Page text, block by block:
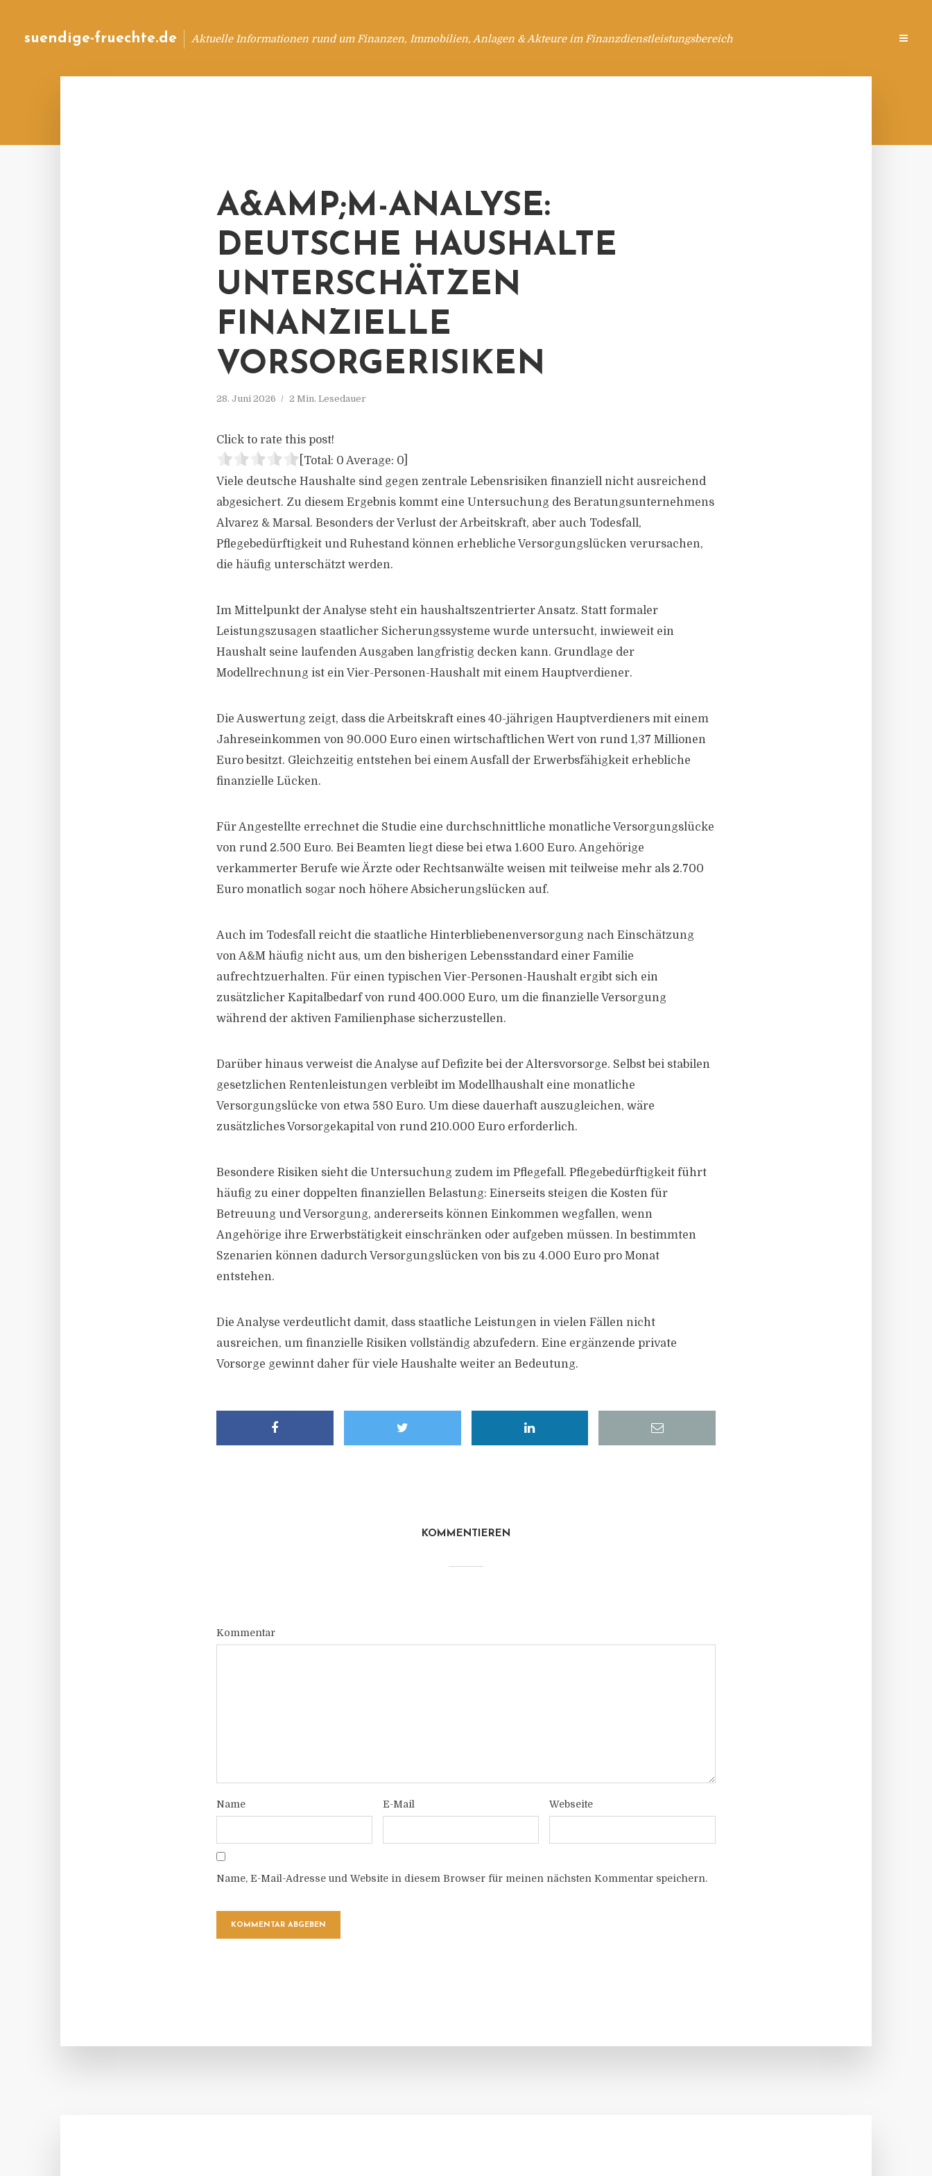
suendige-fruechte.de Aktuelle Informationen rund um Finanzen, Immobilien, Anlagen & Akteure im Finanzdienstleistungsbereich
A&AMP;M-ANALYSE:
DEUTSCHE HAUSHALTE
UNTERSCHÄTZEN
FINANZIELLE
VORSORGERISIKEN
28. Juni 2026 2 Min. Lesedauer
Click to rate this post!
[Total: 0 Average: 0
Viele deutsche Haushalte sind gegen zentrale Lebensrisiken finanziell nicht ausreichend
abgesichert. Zu diesem Ergebnis kommt eine Untersuchung des Beratungsunternehmens
Alvarez & Marsal. Besonders der Verlust der Arbeitskraft, aber auch Todesfall,
Pflegebedürftigkeit und Ruhestand können erhebliche Versorgungslücken verursachen,
die häufig unterschätzt werden.
Im Mittelpunkt der Analyse steht ein haushaltszentrierter Ansatz. Statt formaler
Leistungszusagen staatlicher Sicherungssysteme wurde untersucht, inwieweit ein
Haushalt seine laufenden Ausgaben langfristig decken kann. Grundlage der
Modellrechnung ist ein Vier-Personen-Haushalt mit einem Hauptverdiener.
Die Auswertung zeigt, dass die Arbeitskraft eines 40-jährigen Hauptverdieners mit einem
Jahreseinkommen von 90.000 Euro einen wirtschaftlichen Wert von rund 1,37 Millionen
Euro besitzt. Gleichzeitig entstehen bei einem Ausfall der Erwerbsfähigkeit erhebliche
finanzielle Lücken.
Für Angestellte errechnet die Studie eine durchschnittliche monatliche Versorgungslücke
von rund 2.500 Euro. Bei Beamten liegt diese bei etwa 1.600 Euro. Angehörige
verkammerter Berufe wie Ärzte oder Rechtsanwälte weisen mit teilweise mehr als 2.700
Euro monatlich sogar noch höhere Absicherungslücken auf.
Auch im Todesfall reicht die staatliche Hinterbliebenenversorgung nach Einschätzung
von A&M häufig nicht aus, um den bisherigen Lebensstandard einer Familie
aufrechtzuerhalten. Für einen typischen Vier-Personen-Haushalt ergibt sich ein
zusätzlicher Kapitalbedarf von rund 400.000 Euro, um die finanzielle Versorgung
während der aktiven Familienphase sicherzustellen.
Darüber hinaus verweist die Analyse auf Defizite bei der Altersvorsorge. Selbst bei stabilen
gesetzlichen Rentenleistungen verbleibt im Modellhaushalt eine monatliche
Versorgungslücke von etwa 580 Euro. Um diese dauerhaft auszugleichen, wäre
zusätzliches Vorsorgekapital von rund 210.000 Euro erforderlich.
Besondere Risiken sieht die Untersuchung zudem im Pflegefall. Pflegebedürftigkeit führt
häufig zu einer doppelten finanziellen Belastung: Einerseits steigen die Kosten für
Betreuung und Versorgung, andererseits können Einkommen wegfallen, wenn
Angehörige ihre Erwerbstätigkeit einschränken oder aufgeben müssen. In bestimmten
Szenarien können dadurch Versorgungslücken von bis zu 4.000 Euro pro Monat
entstehen.
Die Analyse verdeutlicht damit, dass staatliche Leistungen in vielen Fällen nicht
ausreichen, um finanzielle Risiken vollständig abzufedern. Eine ergänzende private
Vorsorge gewinnt daher für viele Haushalte weiter an Bedeutung.
KOMMENTIEREN
Kommentar
Name E-Mail Webseite
Name, E-Mail-Adresse und Website in diesem Browser für meinen nächsten Kommentar speichern.